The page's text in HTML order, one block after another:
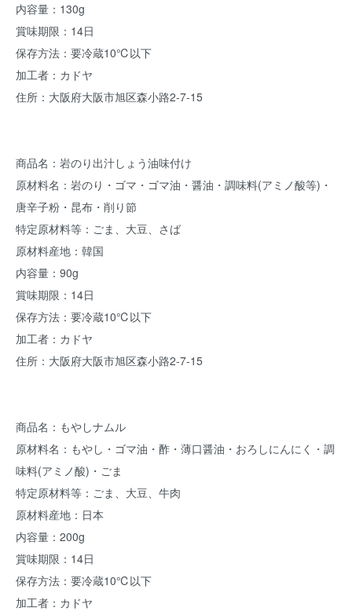
内容量：130g
賞味期限：14日
保存方法：要冷蔵10℃以下
加工者：カドヤ
住所：大阪府大阪市旭区森小路2-7-15
商品名：岩のり出汁しょう油味付け
原材料名：岩のり・ゴマ・ゴマ油・醤油・調味料(アミノ酸等)・
唐辛子粉・昆布・削り節
特定原材料等：ごま、大豆、さば
原材料産地：韓国
内容量：90g
賞味期限：14日
保存方法：要冷蔵10℃以下
加工者：カドヤ
住所：大阪府大阪市旭区森小路2-7-15
商品名：もやしナムル
原材料名：もやし・ゴマ油・酢・薄口醤油・おろしにんにく・調
味料(アミノ酸)・ごま
特定原材料等：ごま、大豆、牛肉
原材料産地：日本
内容量：200g
賞味期限：14日
保存方法：要冷蔵10℃以下
加工者：カドヤ